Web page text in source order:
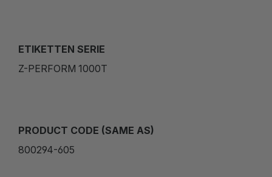
ETIKETTEN SERIE
Z-PERFORM 1000T
PRODUCT CODE (SAME AS)
800294-605